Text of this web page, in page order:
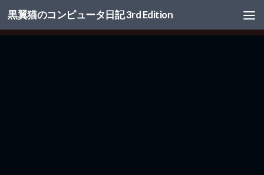
コンテンツへスキップ
黒翼猫のコンピュータ日記 3rd Edition